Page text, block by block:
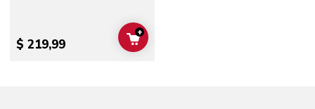
$ 219,99 ADD TO CART
+